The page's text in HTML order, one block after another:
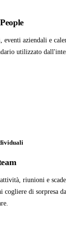
eventi aziendali e
utilizzato
riunioni e
di sorpresa da